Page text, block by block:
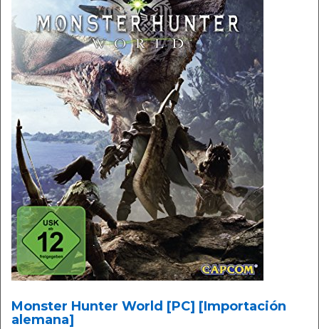
Monster Hunter World [PC] [Importación
alemana]